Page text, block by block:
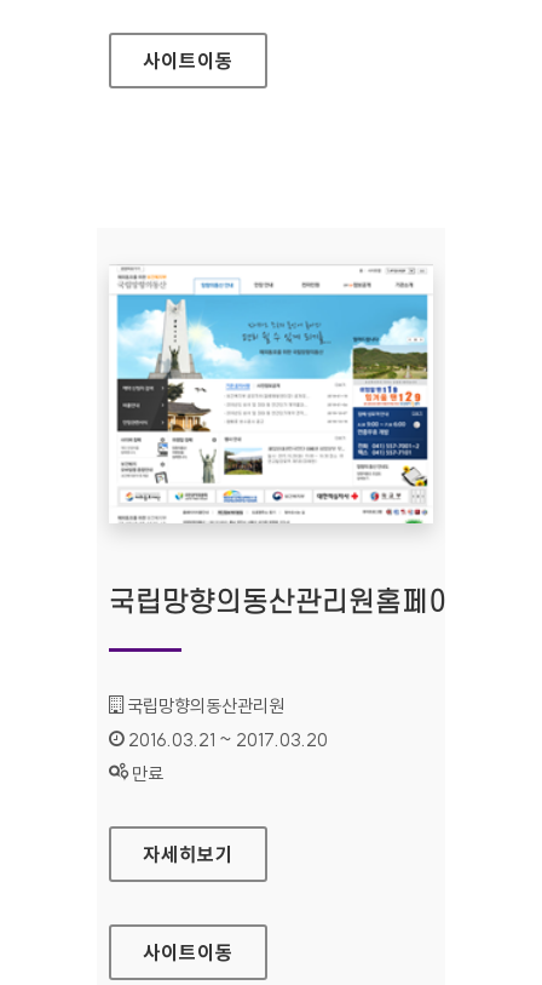
사이트이동
국립망향의동산관리원홈페이지
기관명 :
국립망향의동산관리원
인증기간 :
2016.03.21 ~ 2017.03.20
상태 :
만료
국립망향의동산관리원홈페이지
자세히보기
사이트이동